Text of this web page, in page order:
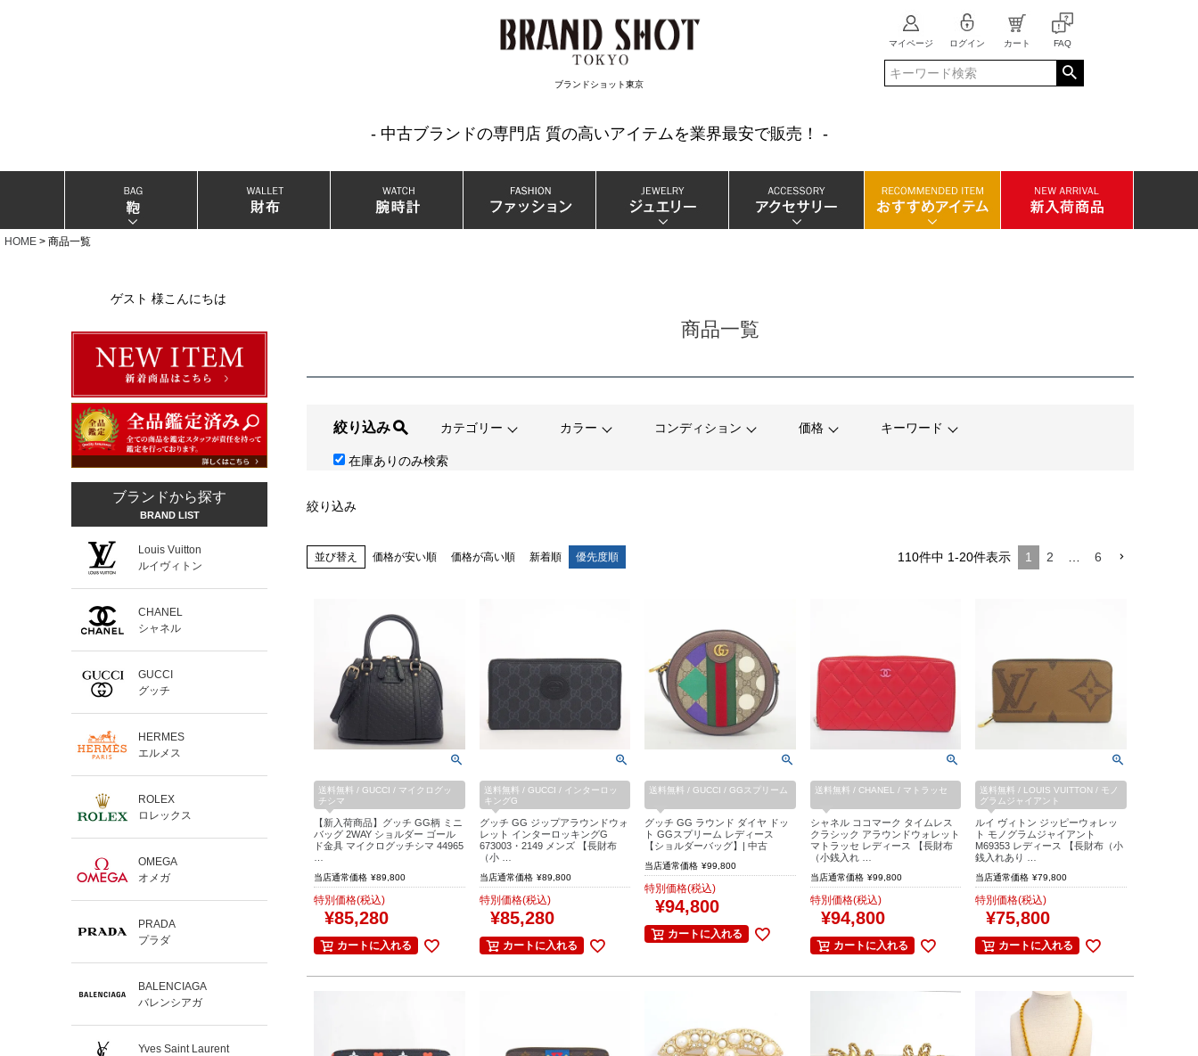
ブランドショット東京
- 中古ブランドの専門店 質の高いアイテムを業界最安で販売！ -
マイページ ログイン カート FAQ
当店厳選ブランドバック
当店厳選ブランドジュエリー
HOME 商品一覧
ゲスト 様こんにちは
ブランドから探す
BRAND LIST
Louis Vuitton
ルイヴィトン
CHANEL
シャネル
GUCCI
グッチ
HERMES
エルメス
ROLEX
ロレックス
OMEGA
オメガ
PRADA
プラダ
BALENCIAGA
バレンシアガ
Yves Saint Laurent
商品一覧
絞り込み カテゴリー カラー コンディション 価格 キーワード
在庫ありのみ検索
絞り込み
並び替え 価格が安い順 価格が高い順 新着順 優先度順 110件中 1-20件表示 1 2 6
送料無料 / GUCCI / マイクログッ
チシマ
【新入荷商品】グッチ GG柄 ミニ
バッグ 2WAY ショルダー ゴール
ド金具 マイクログッチシマ 44965
当店通常価格 ¥89,800
特別価格(税込)
¥85,280
カートに入れる
送料無料 / GUCCI / インターロッ
キングG
グッチ GG ジップアラウンドウォ
レット インターロッキングG
673003・2149 メンズ 【長財布
（小 …
当店通常価格 ¥89,800
特別価格(税込)
¥85,280
カートに入れる
送料無料 / GUCCI / GGスプリーム
グッチ GG ラウンド ダイヤ ドッ
ト GGスプリーム レディース
【ショルダーバッグ】| 中古
当店通常価格 ¥99,800
特別価格(税込)
¥94,800
カートに入れる
送料無料 / CHANEL / マトラッセ
シャネル ココマーク タイムレス
クラシック アラウンドウォレット
マトラッセ レディース 【長財布
（小銭入れ …
当店通常価格 ¥99,800
特別価格(税込)
¥94,800
カートに入れる
送料無料 / LOUIS VUITTON / モノ
グラムジャイアント
ルイ ヴィトン ジッピーウォレッ
ト モノグラムジャイアント
M69353 レディース 【長財布（小
銭入れあり …
当店通常価格 ¥79,800
特別価格(税込)
¥75,800
カートに入れる